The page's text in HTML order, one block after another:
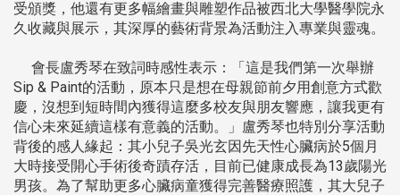
受頒獎，他還有更多幅繪畫與雕塑作品被西北大學醫學院永
久收藏與展示，其深厚的藝術背景為活動注入專業與靈魂。
會長盧秀琴在致詞時感性表示：「這是我們第一次舉辦
Sip & Paint的活動，原本只是想在母親節前夕用創意方式歡
慶，沒想到短時間內獲得這麼多校友與朋友響應，讓我更有
信心未來延續這樣有意義的活動。」盧秀琴也特別分享活動
背後的感人緣起：其小兒子吳光玄因先天性心臟病於5個月
大時接受開心手術後奇蹟存活，目前已健康成長為13歲陽光
男孩。為了幫助更多心臟病童獲得完善醫療照護，其大兒子